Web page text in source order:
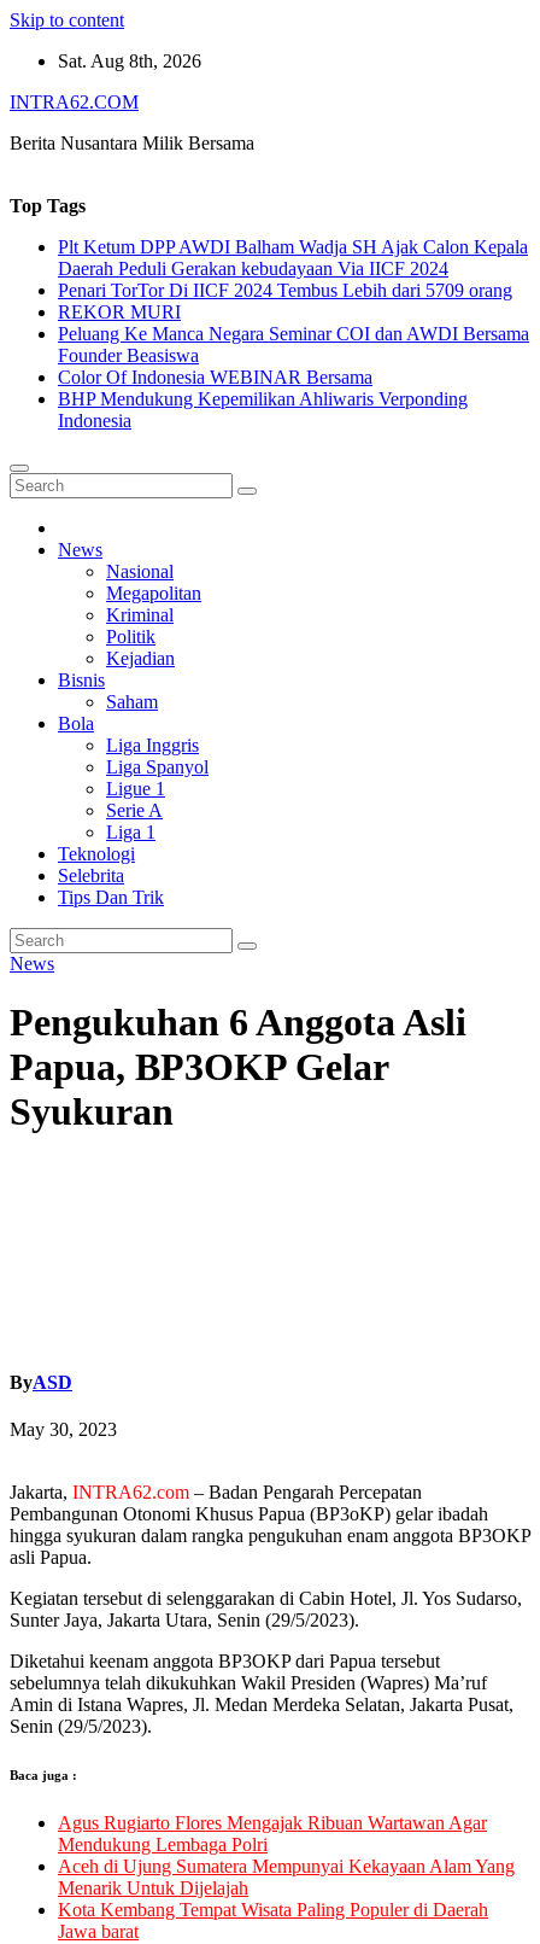
Skip to content
Sat. Aug 8th, 2026
INTRA62.COM
Berita Nusantara Milik Bersama
Top Tags
Plt Ketum DPP AWDI Balham Wadja SH Ajak Calon Kepala
Daerah Peduli Gerakan kebudayaan Via IICF 2024
Penari TorTor Di IICF 2024 Tembus Lebih dari 5709 orang
REKOR MURI
Peluang Ke Manca Negara Seminar COI dan AWDI Bersama
Founder Beasiswa
Color Of Indonesia WEBINAR Bersama
BHP Mendukung Kepemilikan Ahliwaris Verponding
Indonesia
News
Nasional
Megapolitan
Kriminal
Politik
Kejadian
Bisnis
Saham
Bola
Liga Inggris
Liga Spanyol
Ligue 1
Serie A
Liga 1
Teknologi
Selebrita
Tips Dan Trik
News
Pengukuhan 6 Anggota Asli
Papua, BP3OKP Gelar
Syukuran
ByASD
May 30, 2023
Jakarta, INTRA62.com – Badan Pengarah Percepatan
Pembangunan Otonomi Khusus Papua (BP3oKP) gelar ibadah
hingga syukuran dalam rangka pengukuhan enam anggota BP3OKP
asli Papua.
Kegiatan tersebut di selenggarakan di Cabin Hotel, Jl. Yos Sudarso,
Sunter Jaya, Jakarta Utara, Senin (29/5/2023).
Diketahui keenam anggota BP3OKP dari Papua tersebut
sebelumnya telah dikukuhkan Wakil Presiden (Wapres) Ma’ruf
Amin di Istana Wapres, Jl. Medan Merdeka Selatan, Jakarta Pusat,
Senin (29/5/2023).
Baca juga :
Agus Rugiarto Flores Mengajak Ribuan Wartawan Agar
Mendukung Lembaga Polri
Aceh di Ujung Sumatera Mempunyai Kekayaan Alam Yang
Menarik Untuk Dijelajah
Kota Kembang Tempat Wisata Paling Populer di Daerah
Jawa barat